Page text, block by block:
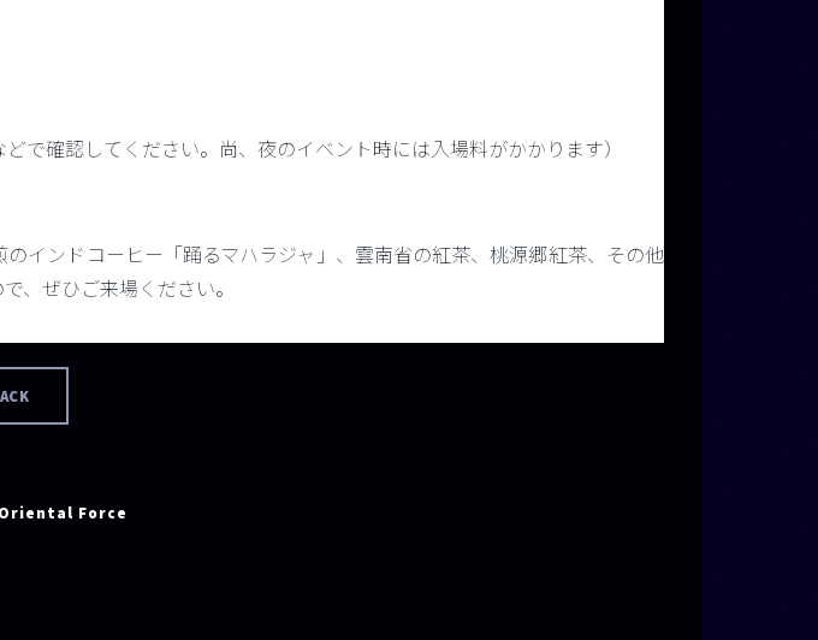
で確認してください。尚、夜のイベント時には入場料がかかります）
インドコーヒー「踊るマハラジャ」、雲南省の紅茶、桃源郷紅茶、その他
、ぜひご来場ください。
Force